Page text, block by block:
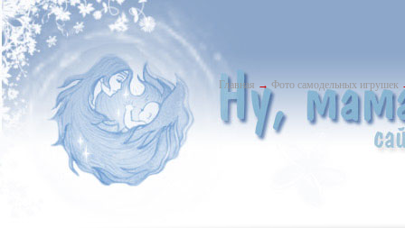
Главная → Фото самодельных игрушек